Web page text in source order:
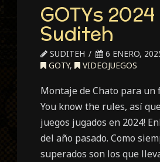
GOTYs 2024
Suditeh
SUDITEH
6 ENERO,
GOTY, VIDEOJUEGOS
Montaje de Chato para
You know the rules, así
juegos jugados en 2024!
del año pasado. Como
superados son los que